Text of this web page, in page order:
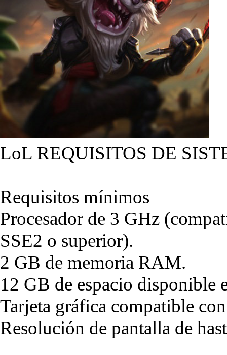
LoL REQUISITOS DE
Requisitos mínimos
Procesador de 3 GHz
SSE2 o superior).
2 GB de memoria RAM.
12 GB de espacio disponible
Tarjeta gráfica compatible
Resolución de pantalla de